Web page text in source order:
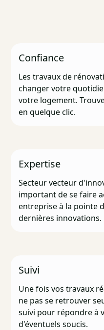
Confiance
Les travaux de
changer votre
votre logement.
en quelque clic.
Expertise
Secteur vecteur
important de se faire
entreprise à la pointe
dernières innovations.
Suivi
Une fois vos travaux
ne pas se retrouver
suivi pour répondre à
d'éventuels soucis.